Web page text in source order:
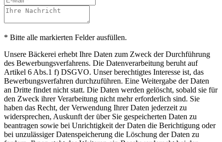
* Bitte alle markierten Felder ausfüllen.
Unsere Bäckerei erhebt Ihre Daten zum Zweck der Durchführung
des Bewerbungsverfahrens. Die Datenverarbeitung beruht auf
Artikel 6 Abs.1 f) DSGVO. Unser berechtigtes Interesse ist, das
Bewerbungsverfahren durchzuführen. Eine Weitergabe der Daten
an Dritte findet nicht statt. Die Daten werden gelöscht, sobald sie für
den Zweck ihrer Verarbeitung nicht mehr erforderlich sind. Sie
haben das Recht, der Verwendung Ihrer Daten jederzeit zu
widersprechen, Auskunft der über Sie gespeicherten Daten zu
beantragen sowie bei Unrichtigkeit der Daten die Berichtigung oder
bei unzulässiger Datenspeicherung die Löschung der Daten zu